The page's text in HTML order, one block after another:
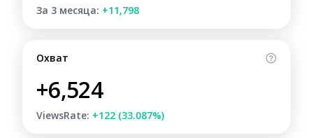
За 3 месяца: +11,798
Охват
+6,524
ViewsRate: +122 (33.087%)